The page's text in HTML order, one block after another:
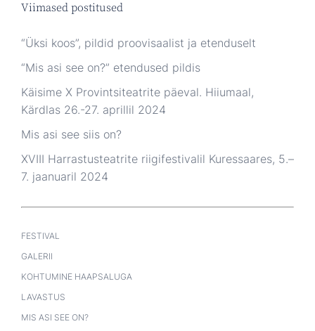
Viimased postitused
“Üksi koos”, pildid proovisaalist ja etenduselt
“Mis asi see on?” etendused pildis
Käisime X Provintsiteatrite päeval. Hiiumaal,
Kärdlas 26.-27. aprillil 2024
Mis asi see siis on?
XVIII Harrastusteatrite riigifestivalil Kuressaares, 5.–
7. jaanuaril 2024
FESTIVAL
GALERII
KOHTUMINE HAAPSALUGA
LAVASTUS
MIS ASI SEE ON?